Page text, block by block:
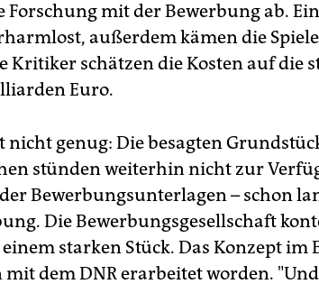
Forschung mit der Bewerbung ab.
außerdem kämen die
Kritiker schätzen die Kosten auf die
Euro.
nicht genug: Die besagten
stünden weiterhin nicht zur
Bewerbungsunterlagen – schon
Die Bewerbungsgesellschaft
starken Stück. Das Konzept im
mit dem DNR erarbeitet worden.